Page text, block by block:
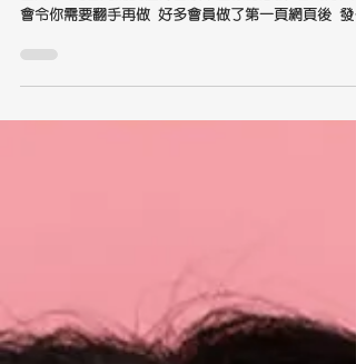
入門必須知道嘅面版操作 (一)面版中虛線嘅意義 參
會令你需要翻手再做 好多會員做了第一頁網頁後 發
當用其他電腦查看時 畫面走了出界外 這是因為不同
網頁...